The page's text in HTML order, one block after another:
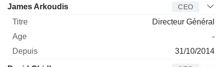
Dirigeant Titre Age
James Arkoudis CEO
Directeur Général
-
31/10/2014